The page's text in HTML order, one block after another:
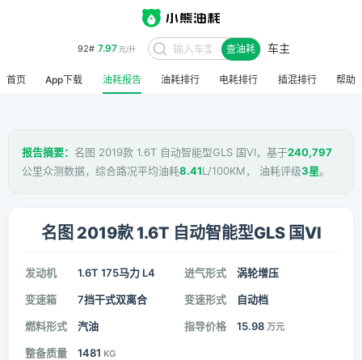
95# 8.48
查油耗 车主
首页 App下载 油耗报告 油耗排行 电耗排行 插混排行 帮助
报告摘要： 名图 2019款 1.6T 自动智能型GLS 国VI，基于240,797
公里众测数据，综合路况平均油耗8.41L/100KM， 油耗评级3星。
名图 2019款 1.6T 自动智能型GLS 国VI
发动机 1.6T 175马力 L4 进气形式 涡轮增压
变速箱 7挡干式双离合 变速形式 自动档
燃料形式 汽油 指导价格 15.98 万元
整备质量 1481 KG